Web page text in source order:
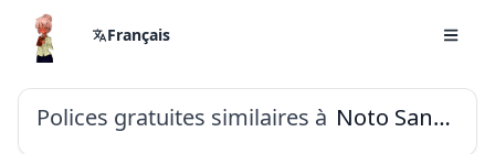
Français
Polices gratuites similaires à Noto Sans Tai Le